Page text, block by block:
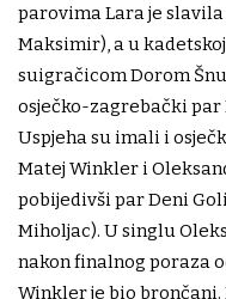
parovima Lara je
Maksimir), a u
suigračicom Dorom
osječko-zagrebački
Uspjeha su imali i
Matej Winkler i
pobijedivši par Deni
Miholjac). U singlu
nakon finalnog poraza
Winkler je bio brončani.